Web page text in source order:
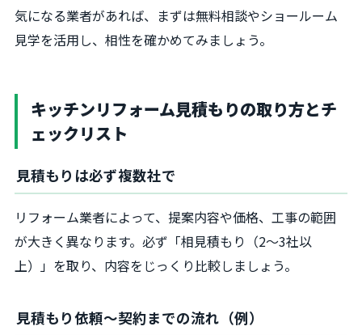
気になる業者があれば、まずは無料相談やショールーム
見学を活用し、相性を確かめてみましょう。
キッチンリフォーム見積もりの取り方とチ
ェックリスト
見積もりは必ず複数社で
リフォーム業者によって、提案内容や価格、工事の範囲
が大きく異なります。必ず「相見積もり（2～3社以
上）」を取り、内容をじっくり比較しましょう。
見積もり依頼～契約までの流れ（例）